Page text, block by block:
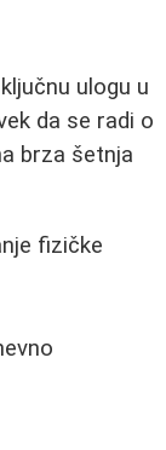
ulogu u
da se radi o
brza šetnja
fizičke